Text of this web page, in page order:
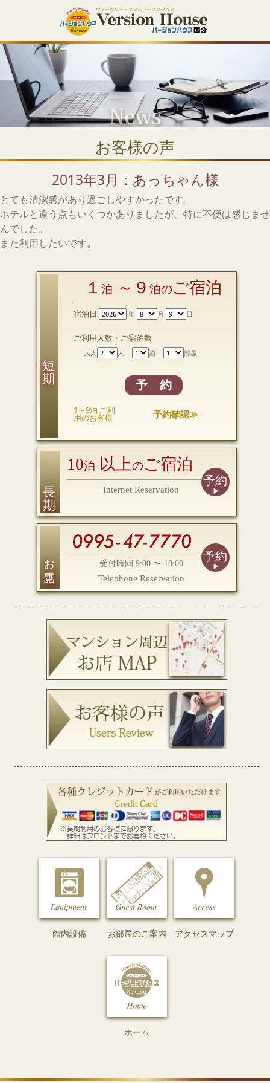
お客様の声
2013年3月：あっちゃん様
とても清潔感があり過ごしやすかったです。
ホテルと違う点もいくつかありましたが、特に不便は感じませ
んでした。
また利用したいです。
１ 泊 ～９ 泊のご宿泊
宿泊日 年 月 日
ご利用人数・ご宿泊数
大人 人 泊 部屋
予 約
1～9泊 ご利
用のお客様 予約確認≫
10泊 以上のご宿泊
Internet Reservation
予約
お電話 受付時間 9:00 〜 18:00
Telephone Reservation
予約
館内設備 お部屋のご案内 アクセスマップ
ホーム